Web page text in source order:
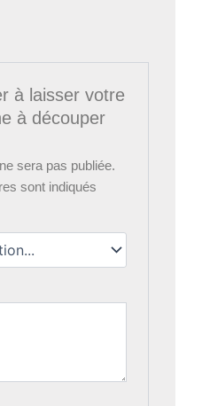
à laisser votre
à découper
sera pas publiée.
sont indiqués